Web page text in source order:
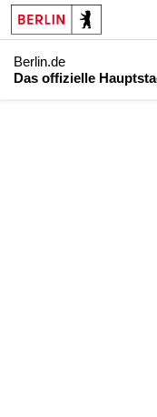
Berlin.de
Das offizielle